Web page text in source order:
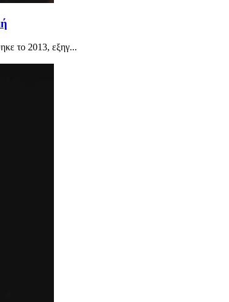
το 2013, εξηγ...